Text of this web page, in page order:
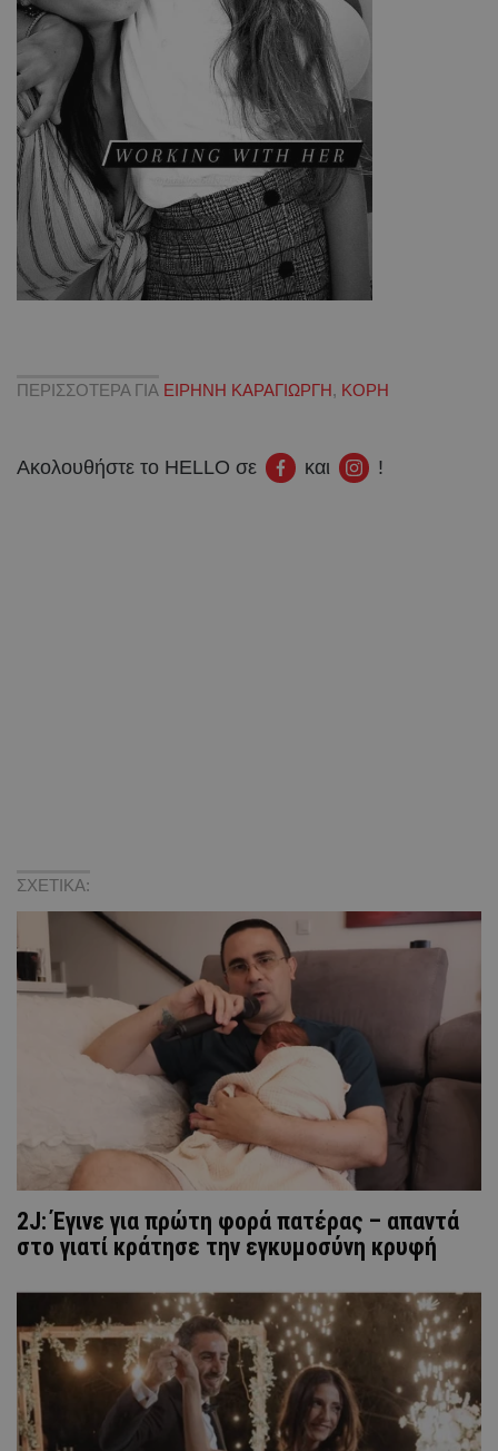
ΠΕΡΙΣΣΟΤΕΡΑ ΓΙΑ ΕΙΡΗΝΗ ΚΑΡΑΓΙΩΡΓΗ, ΚΟΡΗ
Ακολουθήστε το HELLO σε και !
ΣΧΕΤΙΚΑ:
2J: Έγινε για πρώτη φορά πατέρας – απαντά
στο γιατί κράτησε την εγκυμοσύνη κρυφή